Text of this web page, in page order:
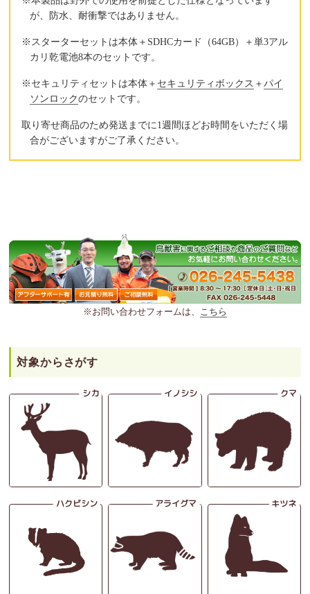
が、防水、耐衝撃ではありません。
※スターターセットは本体＋SDHCカード（64GB）＋単3アル
カリ乾電池8本のセットです。
※セキュリティセットは本体＋ セキュリティボックス ＋パイ
ソンロックのセットです。
取り寄せ商品のため発送までに1週間ほどお時間をいただく場
合がございますがご了承ください。
※お問い合わせフォームは、 こちら
対象からさがす